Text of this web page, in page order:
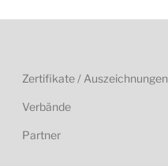
Zertifikate / Auszeichnungen
Verbände
Partner